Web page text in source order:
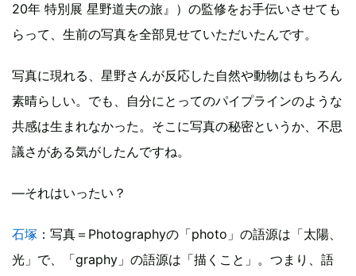
20年 特別展 星野道夫の旅』）の監修をお手伝いさせても
らって、生前の写真を全部見せていただいたんです。
写真に現れる、星野さんが反応した自然や動物はもちろん
素晴らしい。でも、自分にとってのパイプラインのような
共感は生まれなかった。そこに写真の秘密というか、不思
議さがある気がしたんですね。
―それはいったい？
石塚 ：写真＝Photographyの「photo」の語源は「太陽、
光」で、「graphy」の語源は「描くこと」。つまり、語